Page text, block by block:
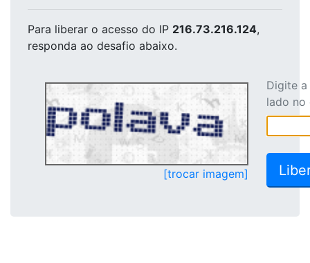
Para liberar o acesso do IP 216.73.216.124,
responda ao desafio abaixo.
[trocar imagem]
Digite
lado no